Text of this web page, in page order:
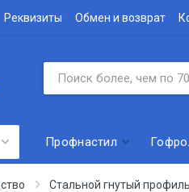
Реквизиты Обмен и возврат
Профнастил
Стальной гнутый профиль